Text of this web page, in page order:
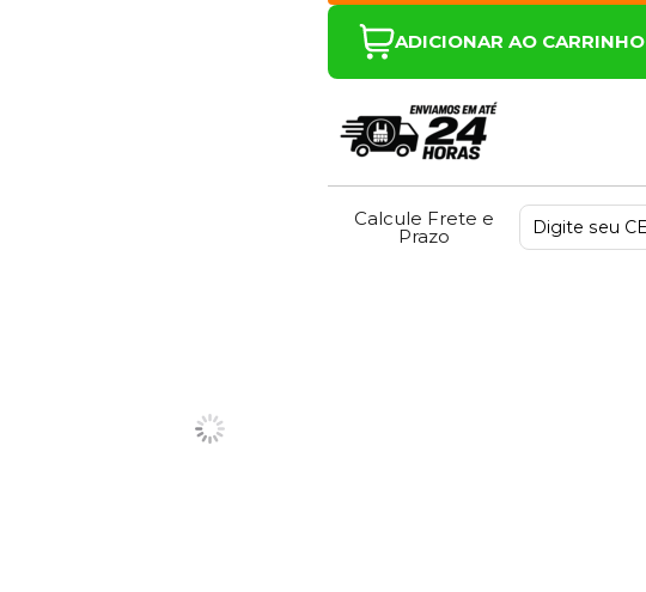
ADICIONAR AO CARRINHO
Calcule Frete e
Prazo